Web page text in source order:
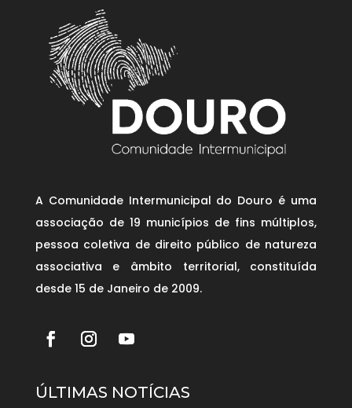
A Comunidade Intermunicipal do Douro é uma
associação de 19 municípios de fins múltiplos,
pessoa coletiva de direito público de natureza
associativa e âmbito territorial, constituída
desde 15 de Janeiro de 2009.
ÚLTIMAS NOTÍCIAS